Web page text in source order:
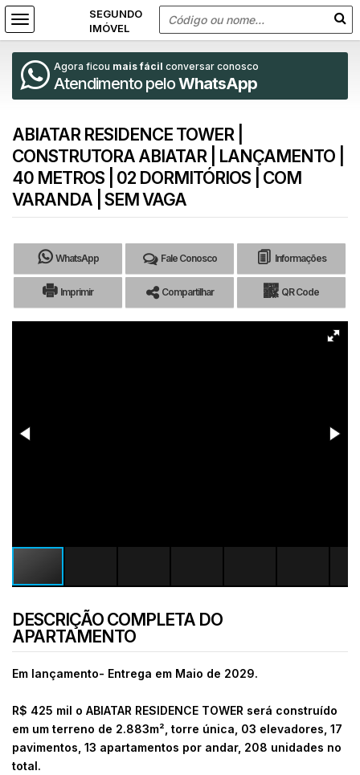
Agora ficou mais fácil conversar conosco
Atendimento peloWhatsApp
ABIATAR RESIDENCE TOWER |
CONSTRUTORA ABIATAR | LANÇAMENTO |
40 METROS | 02 DORMITÓRIOS | COM
VARANDA | SEM VAGA
WhatsApp Fale Conosco Informações
Imprimir Compartilhar QR Code
DESCRIÇÃO COMPLETA DO
APARTAMENTO
Em lançamento- Entrega em Maio de 2029.
R$ 425 mil o ABIATAR RESIDENCE TOWER será construído
em um terreno de 2.883m², torre única, 03 elevadores, 17
pavimentos, 13 apartamentos por andar, 208 unidades no
total.